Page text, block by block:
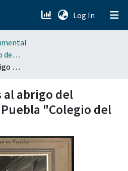
Log In (current)
Fotografías del Colegio del Estado de Puebla
Sala de aparatos al abrigo del observatorio en Puebla "Colegio del Estado" (propio)
al abrigo del
"Colegio del